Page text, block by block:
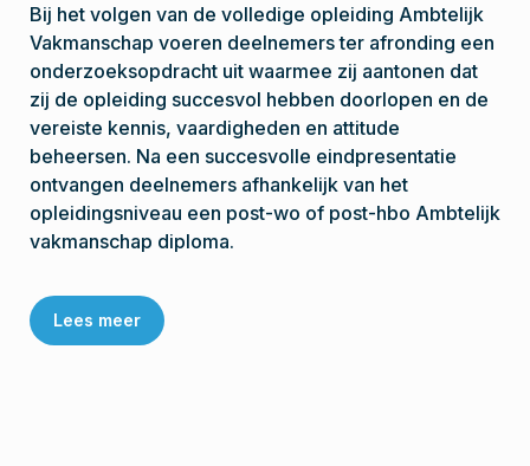
Bij het volgen van de volledige opleiding Ambtelijk
Vakmanschap voeren deelnemers ter afronding een
onderzoeksopdracht uit waarmee zij aantonen dat
zij de opleiding succesvol hebben doorlopen en de
vereiste kennis, vaardigheden en attitude
beheersen. Na een succesvolle eindpresentatie
ontvangen deelnemers afhankelijk van het
opleidingsniveau een post-wo of post-hbo Ambtelijk
vakmanschap diploma.
Lees meer